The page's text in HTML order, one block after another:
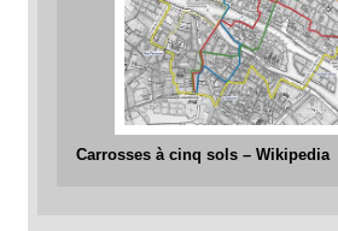
Carrosses à cinq sols – Wikipedia